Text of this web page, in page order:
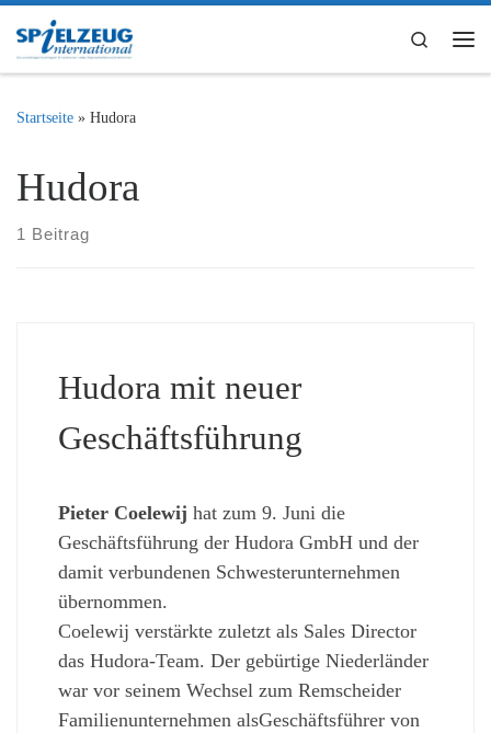
Zum Inhalt springen
Search
Startseite » Hudora
Hudora
1 Beitrag
Hudora mit neuer
Geschäftsführung
Pieter Coelewij hat zum 9. Juni die
Geschäftsführung der Hudora GmbH und der
damit verbundenen Schwesterunternehmen
übernommen.
Coelewij verstärkte zuletzt als Sales Director
das Hudora-Team. Der gebürtige Niederländer
war vor seinem Wechsel zum Remscheider
Familienunternehmen alsGeschäftsführer von